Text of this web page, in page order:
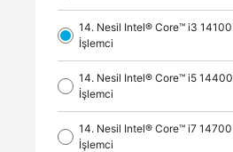
14. Nesil Intel® Core™ i3 14100
İşlemci
14. Nesil Intel® Core™ i5 14400
İşlemci
14. Nesil Intel® Core™ i7 14700
İşlemci